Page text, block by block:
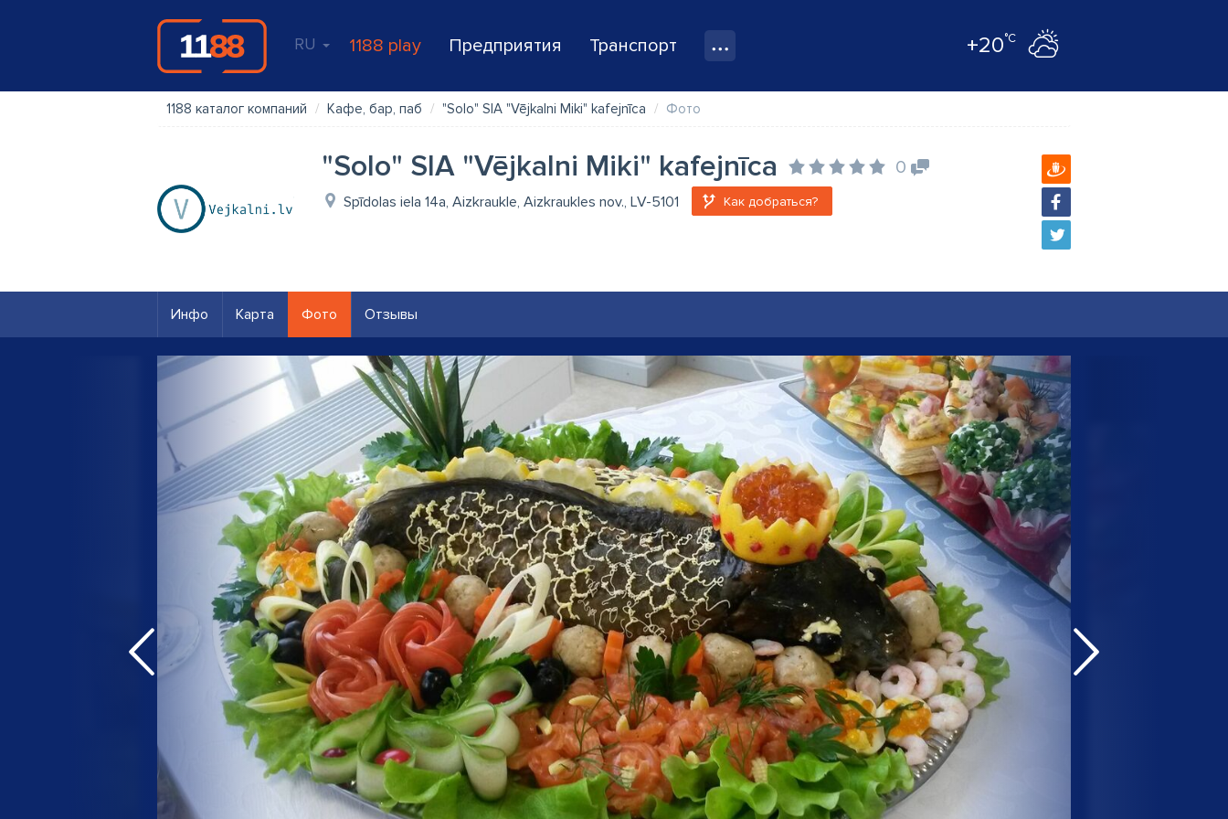
RU 1188 play Предприятия Транспорт +20°C
1188 каталог компаний Кафе, бар, паб "Solo" SIA "Vējkalni Miki" kafejnīca Фото
"Solo" SIA "Vējkalni Miki" kafejnīca 0
Spīdolas iela 14a, Aizkraukle, Aizkraukles nov., LV-5101 Как добраться?
Инфо Карта Фото Отзывы